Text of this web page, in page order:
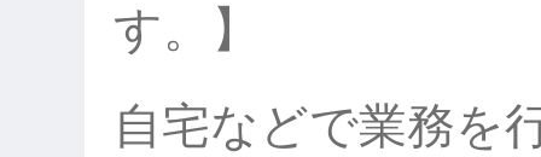
す。】
自宅などで業務を